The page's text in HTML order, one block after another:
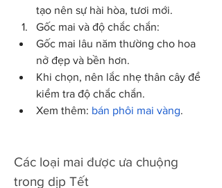
tạo nên sự hài hòa, tươi mới.
Gốc mai và độ chắc chắn:
Gốc mai lâu năm thường cho hoa
nở đẹp và bền hơn.
Khi chọn, nên lắc nhẹ thân cây để
kiểm tra độ chắc chắn.
Xem thêm: bán phôi mai vàng.
Các loại mai được ưa chuộng
trong dịp Tết